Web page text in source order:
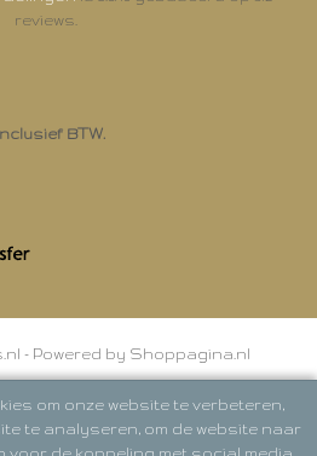
reviews.
BTW.
- Powered by Shoppagina.nl
om onze website te verbeteren,
te analyseren, om de website naar